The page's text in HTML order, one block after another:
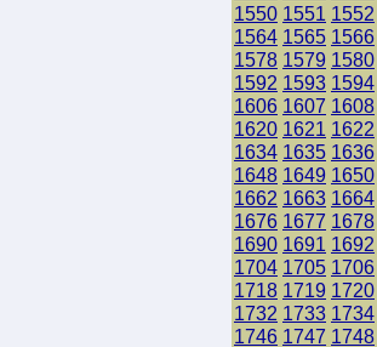
1550 1551 1552
1564 1565 1566
1578 1579 1580
1592 1593 1594
1606 1607 1608
1620 1621 1622
1634 1635 1636
1648 1649 1650
1662 1663 1664
1676 1677 1678
1690 1691 1692
1704 1705 1706
1718 1719 1720
1732 1733 1734
1746 1747 1748